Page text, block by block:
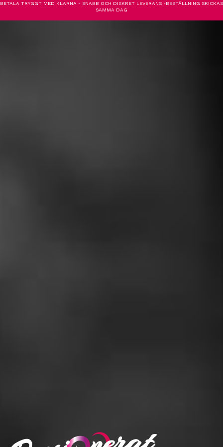
BETALA TRYGGT MED KLARNA - SNABB OCH DISKRET LEVERANS -BESTÄLLNING SKICKAS
SAMMA DAG